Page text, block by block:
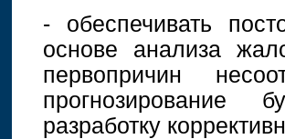
- обеспечивать
основе анализа
первопричин
прогнозирование
разработку